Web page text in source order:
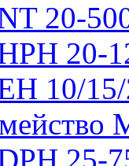
20-
20-
10/